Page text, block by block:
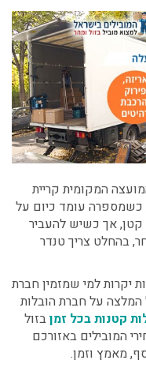
המקומית קריית
כשמספרה עומד כיום על
קטן, אך כשיש להעביר
בהחלט צריך טנדר
יקרות למי שמזמין חברת
המלצה על חברת הובלות
קטנות בכל זמןבזול
המובילים באזורכם
מאמץ וזמן.